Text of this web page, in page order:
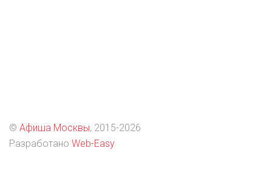
© Афиша Москвы, 2015-2026
Разработано Web-Easy